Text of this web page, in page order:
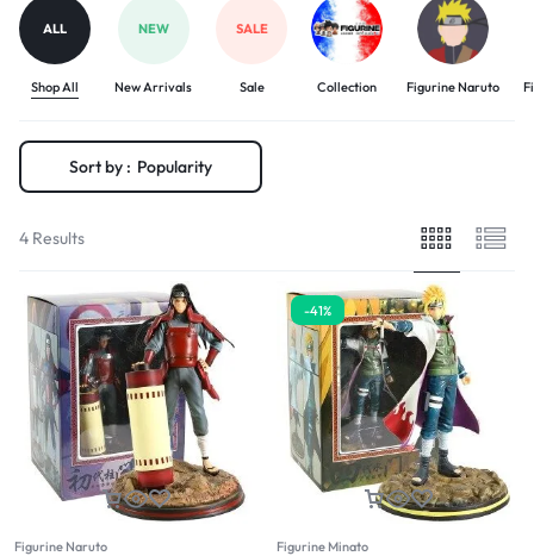
ALL
Shop All
NEW
New Arrivals
SALE
Sale Collection Figurine Naruto
Sort by : Popularity
4 Results
Figurine Naruto
-41%
Figurine Minato